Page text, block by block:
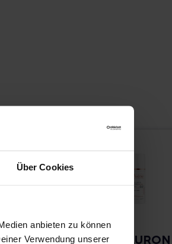
Über Cookies
anbieten zu können
Verwendung unserer
Avène HYALURON